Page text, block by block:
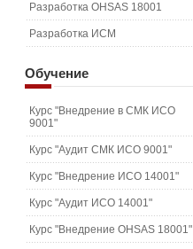
Разработка OHSAS 18001
Разработка ИСМ
Обучение
Курс "Внедрение в СМК ИСО
9001"
Курс "Аудит СМК ИСО 9001"
Курс "Внедрение ИСО 14001"
Курс "Аудит ИСО 14001"
Курс "Внедрение OHSAS 18001"